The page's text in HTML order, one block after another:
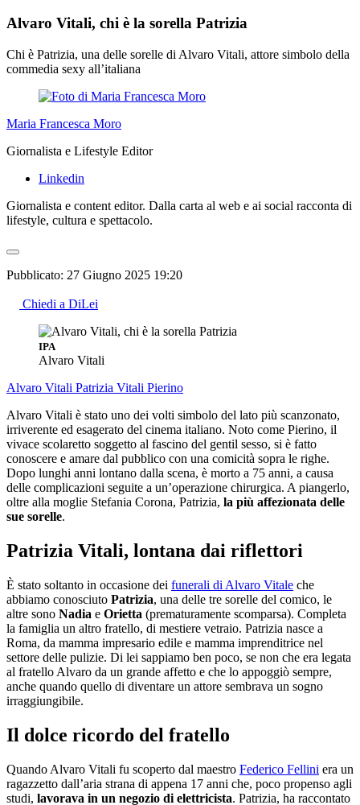
Alvaro Vitali, chi è la sorella Patrizia
Chi è Patrizia, una delle sorelle di Alvaro Vitali, attore simbolo della
commedia sexy all’italiana
Maria Francesca Moro
Giornalista e Lifestyle Editor
Linkedin
Giornalista e content editor. Dalla carta al web e ai social racconta di
lifestyle, cultura e spettacolo.
Pubblicato: 27 Giugno 2025 19:20
Chiedi a DiLei
IPA
Alvaro Vitali
Alvaro Vitali Patrizia Vitali Pierino
Alvaro Vitali è stato uno dei volti simbolo del lato più scanzonato,
irriverente ed esagerato del cinema italiano. Noto come Pierino, il
vivace scolaretto soggetto al fascino del gentil sesso, si è fatto
conoscere e amare dal pubblico con una comicità sopra le righe.
Dopo lunghi anni lontano dalla scena, è morto a 75 anni, a causa
delle complicazioni seguite a un’operazione chirurgica. A piangerlo,
oltre alla moglie Stefania Corona, Patrizia, la più affezionata delle
sue sorelle.
Patrizia Vitali, lontana dai riflettori
È stato soltanto in occasione dei funerali di Alvaro Vitale che
abbiamo conosciuto Patrizia, una delle tre sorelle del comico, le
altre sono Nadia e Orietta (prematuramente scomparsa). Completa
la famiglia un altro fratello, di mestiere vetraio. Patrizia nasce a
Roma, da mamma impresario edile e mamma imprenditrice nel
settore delle pulizie. Di lei sappiamo ben poco, se non che era legata
al fratello Alvaro da un grande affetto e che lo appoggiò sempre,
anche quando quello di diventare un attore sembrava un sogno
irraggiungibile.
Il dolce ricordo del fratello
Quando Alvaro Vitali fu scoperto dal maestro Federico Fellini era un
ragazzetto dall’aria strana di appena 17 anni che, poco propenso agli
studi, lavorava in un negozio di elettricista. Patrizia, ha raccontato